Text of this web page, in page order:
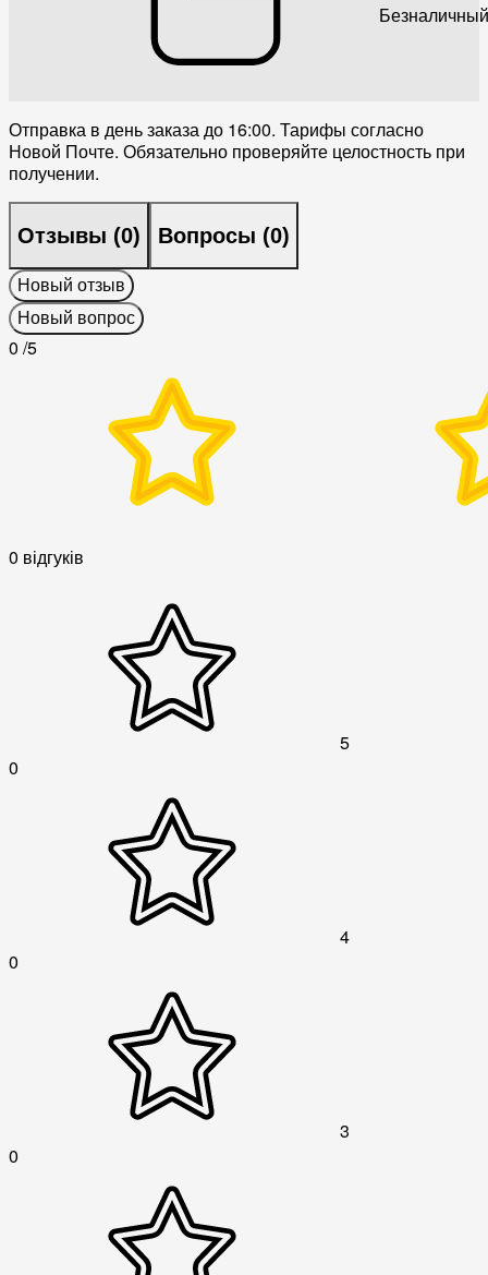
Отправка в день заказа до 16:00. Тарифы согласно
Новой Почте. Обязательно проверяйте целостность при
получении.
Отзывы (0) Вопросы (0)
Новый отзыв
Новый вопрос
0 /5
0 відгуків
5
0
4
0
3
0